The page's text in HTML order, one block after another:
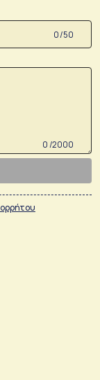
0 /50
0 /2000